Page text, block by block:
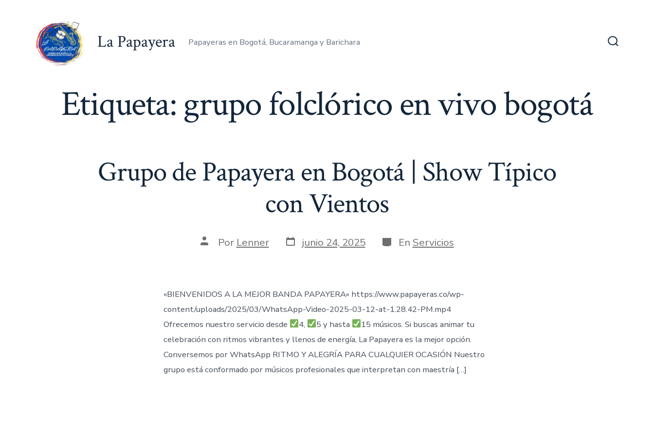
La Papayera Papayeras en Bogotá, Bucaramanga y Barichara
Etiqueta:grupo folclórico en vivo bogotá
Grupo de Papayera en Bogotá | Show Típico
con Vientos
AutorPor Lenner Fecha
de
junio 24, 2025 Categorías
En Servicios
«BIENVENIDOS A LA MEJOR BANDA PAPAYERA» https://www.papayeras.co/wp-
content/uploads/2025/03/WhatsApp-Video-2025-03-12-at-1.28.42-PM.mp4
Ofrecemos nuestro servicio desde
4, 5 y hasta
15 músicos. Si buscas animar tu
celebración con ritmos vibrantes y llenos de energía, La Papayera es la mejor opción.
Conversemos por WhatsApp RITMO Y ALEGRÍA PARA CUALQUIER OCASIÓN Nuestro
grupo está conformado por músicos profesionales que interpretan con maestría […]